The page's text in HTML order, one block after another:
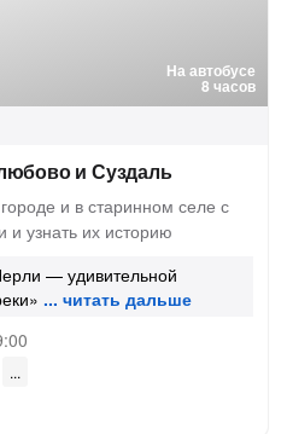
На автобусе
8 часов
и Суздаль
и в старинном селе с
узнать их историю
— удивительной